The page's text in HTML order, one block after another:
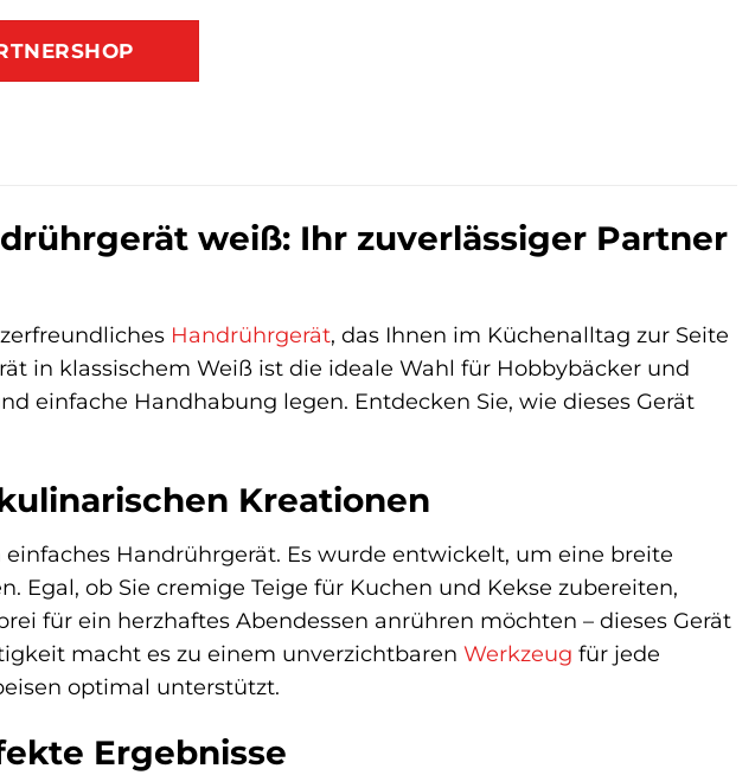
weiß: Ihr zuverlässiger Partner
Handrührgerät, das Ihnen im Küchenalltag zur Seite
in klassischem Weiß ist die ideale Wahl für Hobbybäcker und
einfache Handhabung legen. Entdecken Sie, wie dieses Gerät
Kreationen
einfaches Handrührgerät. Es wurde entwickelt, um eine breite
Egal, ob Sie cremige Teige für Kuchen und Kekse zubereiten,
für ein herzhaftes Abendessen anrühren möchten – dieses Gerät
macht es zu einem unverzichtbaren Werkzeug für jede
optimal unterstützt.
Ergebnisse